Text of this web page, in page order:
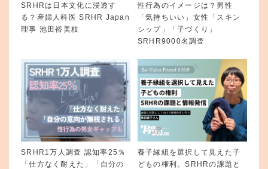
SRHRは日本文化に浸透す
る？産婦人科医 SRHR Japan
理事 池田裕美枝
性行為のイメージは？男性
「気持ちいい」女性「スキン
シップ」「子づくり」
SRHR9000名調査
SRHR1万人調査 認知率25％
「仕方なく耐えた」「自分の
養子縁組を選択して見えた子
どもの権利。SRHRの課題と